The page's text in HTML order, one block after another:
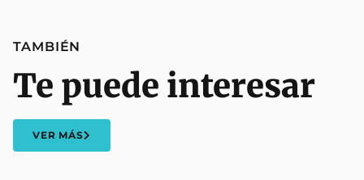
TAMBIÉN
Te puede interesar
VER MÁS